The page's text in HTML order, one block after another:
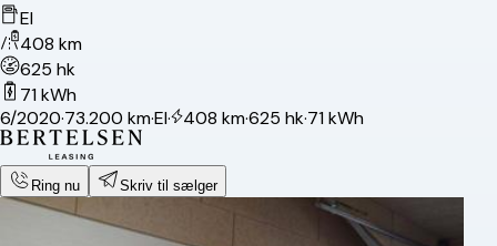
El
408 km
625 hk
71 kWh
6/2020·73.200 km·El· 408 km·625 hk·71 kWh
Ring nu Skriv til sælger